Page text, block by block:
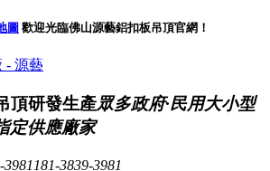
圖 歡迎光臨佛山源藝鋁扣板吊頂官網！
頂研發生產眾多政府·民用大小型
定供應廠家
3981 181-3839-3981